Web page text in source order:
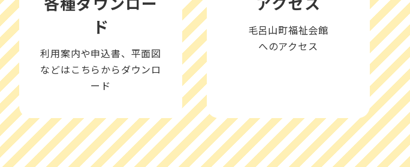
ド
利用案内や申込書、平面図
などはこちらからダウンロ
ード
毛呂山町福祉会館
へのアクセス